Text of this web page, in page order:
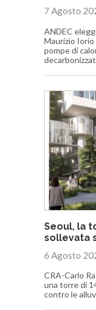
7 Agosto
ANDEC
Maurizio Iorio
pompe di
Seoul, la
sollevata
6 Agosto
CRA-Carlo
una torre di
contro le